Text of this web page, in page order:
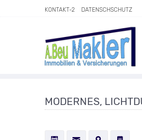
Direkt zum Inhalt springen
KONTAKT-2 DATENSCHSCHUTZ
MODERNES,